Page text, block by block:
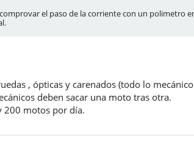
el paso de la corriente con un polimetro
, ópticas y carenados (todo lo
deben sacar una moto tras otra.
200 motos por día.